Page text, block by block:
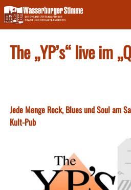
Skip
to
content
The „YP’s“ live im
Jede Menge Rock, Blues und Soul am
Kult-Pub